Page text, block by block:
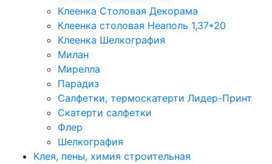
Клеенка Столовая Декорама
Клеенка столовая Неаполь 1,37*20
Клеенка Шелкография
Милан
Мирелла
Парадиз
Салфетки, термоскатерти Лидер-Принт
Скатерти салфетки
Флер
Шелкография
Клея, пены, химия строительная